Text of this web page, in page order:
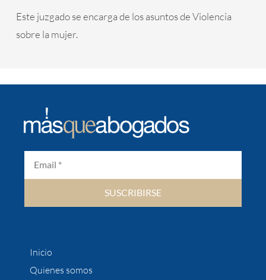
Este juzgado se encarga de los asuntos de Violencia
sobre la mujer.
SUSCRIBIRSE
Inicio
Quienes somos